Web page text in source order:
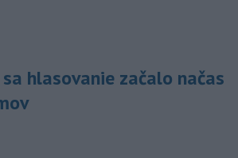
hlasovanie začalo načas